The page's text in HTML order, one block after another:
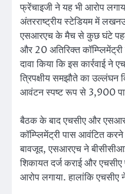
फ्रेंचाइजी ने यह भी आरोप
अंतरराष्ट्रीय स्टेडियम में
एसआरएच के मैच से कुछ घंटे पहले
और 20 अतिरिक्त
दावा किया कि इस कार्रवाई
त्रिपक्षीय समझौते का
आवंटन स्पष्ट रूप से 3,900
बैठक के बाद एचसीए और
कॉम्प्लिमेंट्री पास आवंटित
बावजूद, एसआरएच ने
शिकायत दर्ज कराई और
आरोप लगाया. हालांकि